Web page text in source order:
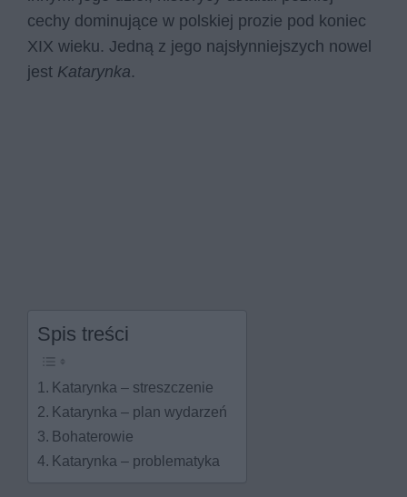
cechy dominujące w polskiej prozie pod koniec
XIX wieku. Jedną z jego najsłynniejszych nowel
jest Katarynka.
Spis treści
Katarynka – streszczenie
Katarynka – plan wydarzeń
Bohaterowie
Katarynka – problematyka